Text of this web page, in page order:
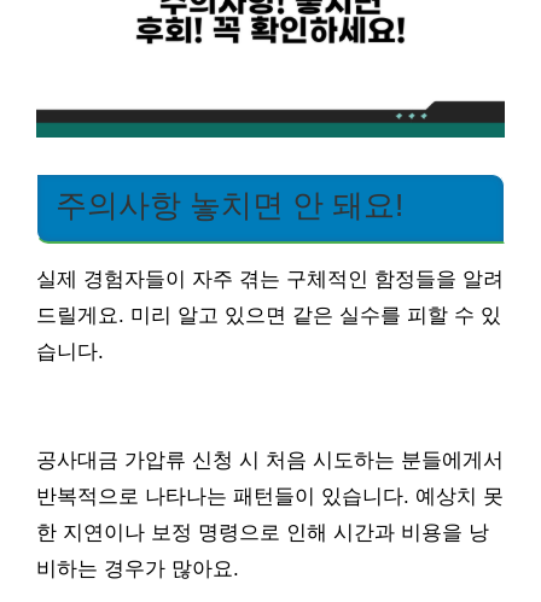
주의사항 놓치면 안 돼요!
실제 경험자들이 자주 겪는 구체적인 함정들을 알려
드릴게요. 미리 알고 있으면 같은 실수를 피할 수 있
습니다.
공사대금 가압류 신청 시 처음 시도하는 분들에게서
반복적으로 나타나는 패턴들이 있습니다. 예상치 못
한 지연이나 보정 명령으로 인해 시간과 비용을 낭
비하는 경우가 많아요.